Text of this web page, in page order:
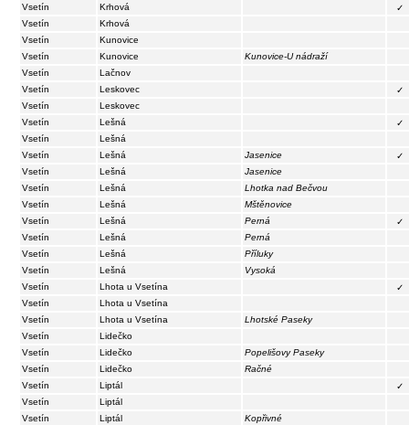
Vsetín
Krhová
✓
Vsetín
Krhová
Vsetín
Kunovice
Vsetín
Kunovice
Kunovice-U nádraží
Vsetín
Lačnov
Vsetín
Leskovec
✓
Vsetín
Leskovec
Vsetín
Lešná
✓
Vsetín
Lešná
Vsetín
Lešná Jasenice
✓
Vsetín
Lešná
Jasenice
Vsetín
Lešná
Lhotka nad Bečvou
Vsetín
Lešná
Mštěnovice
Vsetín
Lešná Perná
✓
Vsetín
Lešná
Perná
Vsetín
Lešná
Příluky
Vsetín
Lešná
Vysoká
Vsetín
Lhota u Vsetína
✓
Vsetín
Lhota u Vsetína
Vsetín
Lhota u Vsetína
Lhotské Paseky
Vsetín
Lidečko
Vsetín
Lidečko
Popelišovy Paseky
Vsetín
Lidečko
Račné
Vsetín
Liptál
✓
Vsetín
Liptál
Vsetín
Liptál
Kopřivné